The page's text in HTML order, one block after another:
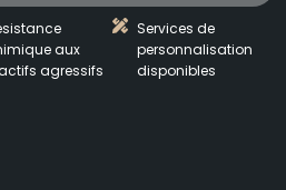
aux
agressifs
Services de
personnalisation
disponibles